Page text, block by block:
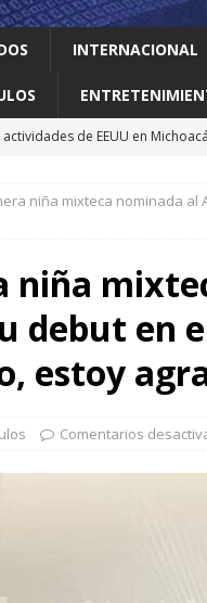
INTERNACIONAL
de EEUU en
abandono institucional: Waldo
tras aceptar oferta laboral
niña mixteca nominada al
niña
debut en
estoy
Comentarios